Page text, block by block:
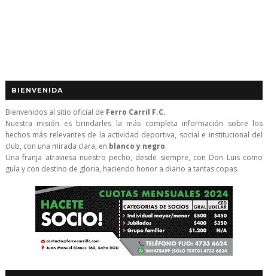
BIENVENIDA
Bienvenidos al sitio oficial de Ferro Carril F.C.
Nuestra misión es brindarles la más completa información sobre los
hechos más relevantes de la actividad deportiva, social e institucional del
club, con una mirada clara, en blanco y negro.
Una franja atraviesa nuestro pecho, desde siempre, con Don Luis como
guía y con destino de gloria, haciendo honor a diario a tantas copas.